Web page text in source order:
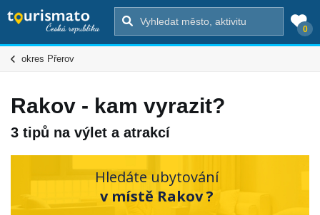
0
okres Přerov
Rakov - kam vyrazit?
3 tipů na výlet a atrakcí
Hledáte ubytování
v místě Rakov ?